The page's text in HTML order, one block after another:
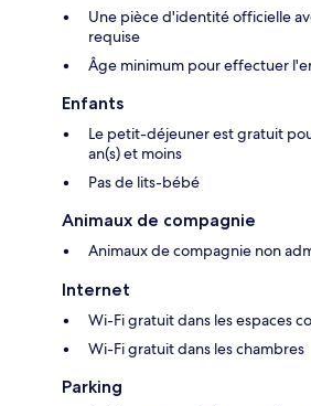
Une pièce d'identité officielle
requise
Âge minimum pour effectuer
Enfants
Le petit-déjeuner est gratuit
an(s) et moins
Pas de lits-bébé
Animaux de compagnie
Animaux de compagnie non
Internet
Wi-Fi gratuit dans les espaces
Wi-Fi gratuit dans les chambres
Parking